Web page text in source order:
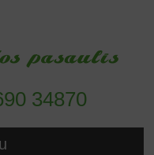
34870